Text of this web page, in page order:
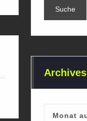
Archives